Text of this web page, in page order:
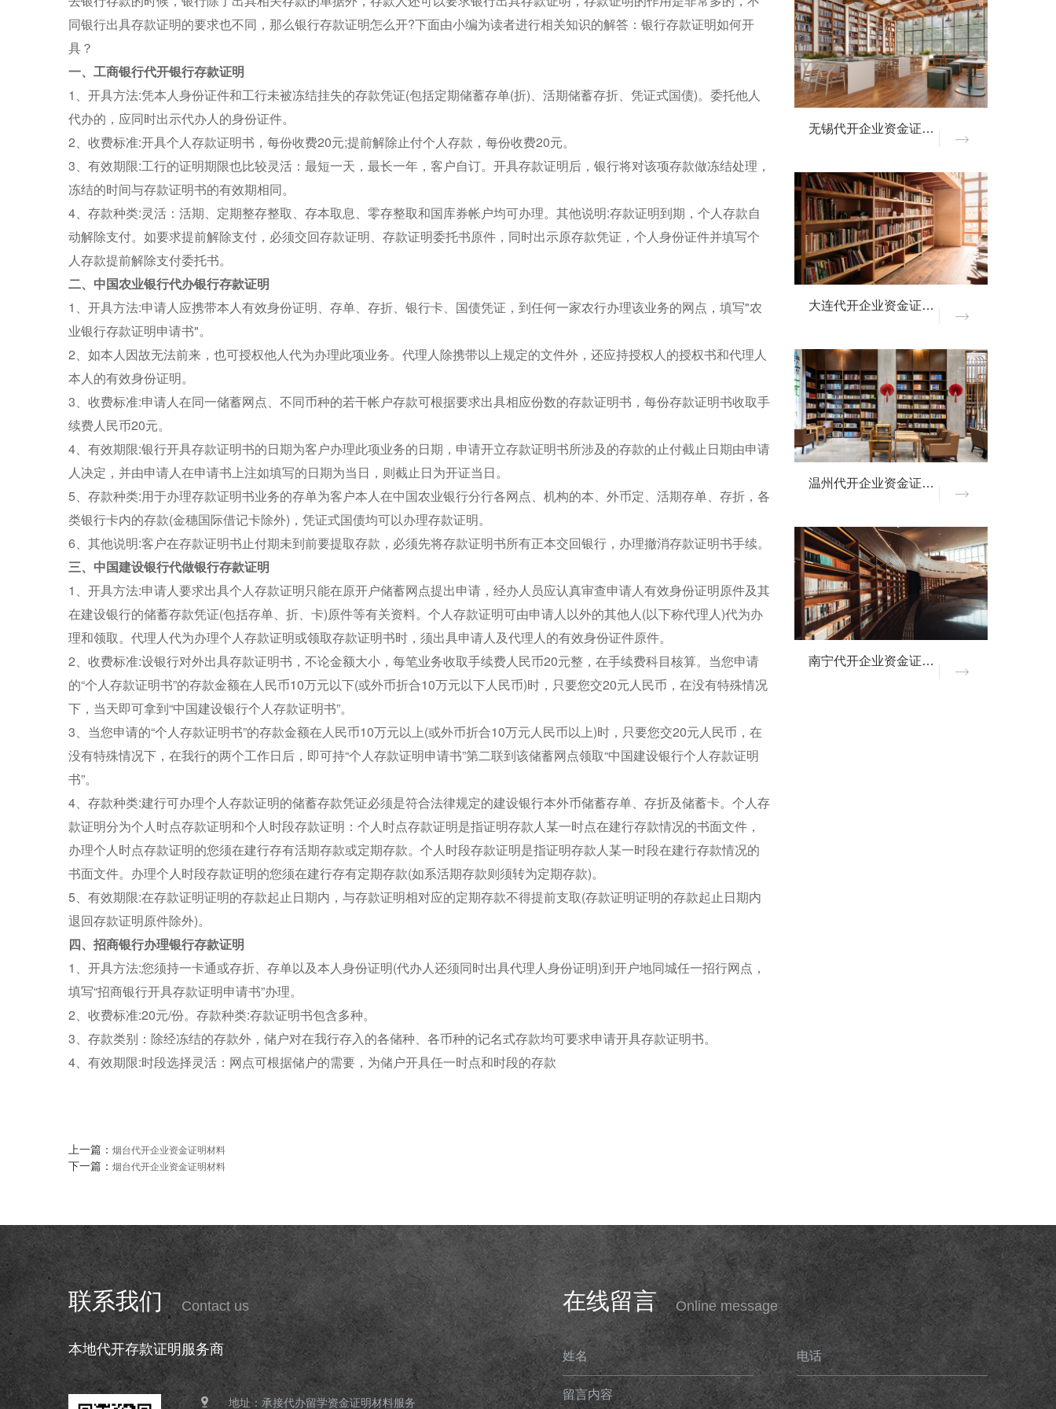
同银行出具存款证明的要求也不同，那么银行存款证明怎么开?下面由小编为读者进行相关知识的解答：银行存款证明如何开
具？
一、工商银行代开银行存款证明
1、开具方法:凭本人身份证件和工行未被冻结挂失的存款凭证(包括定期储蓄存单(折)、活期储蓄存折、凭证式国债)。委托他人
代办的，应同时出示代办人的身份证件。
2、收费标准:开具个人存款证明书，每份收费20元;提前解除止付个人存款，每份收费20元。
3、有效期限:工行的证明期限也比较灵活：最短一天，最长一年，客户自订。开具存款证明后，银行将对该项存款做冻结处理，
冻结的时间与存款证明书的有效期相同。
4、存款种类:灵活：活期、定期整存整取、存本取息、零存整取和国库券帐户均可办理。其他说明:存款证明到期，个人存款自
动解除支付。如要求提前解除支付，必须交回存款证明、存款证明委托书原件，同时出示原存款凭证，个人身份证件并填写个
人存款提前解除支付委托书。
二、中国农业银行代办银行存款证明
1、开具方法:申请人应携带本人有效身份证明、存单、存折、银行卡、国债凭证，到任何一家农行办理该业务的网点，填写"农
业银行存款证明申请书"。
2、如本人因故无法前来，也可授权他人代为办理此项业务。代理人除携带以上规定的文件外，还应持授权人的授权书和代理人
本人的有效身份证明。
3、收费标准:申请人在同一储蓄网点、不同币种的若干帐户存款可根据要求出具相应份数的存款证明书，每份存款证明书收取手
续费人民币20元。
4、有效期限:银行开具存款证明书的日期为客户办理此项业务的日期，申请开立存款证明书所涉及的存款的止付截止日期由申请
人决定，并由申请人在申请书上注如填写的日期为当日，则截止日为开证当日。
5、存款种类:用于办理存款证明书业务的存单为客户本人在中国农业银行分行各网点、机构的本、外币定、活期存单、存折，各
类银行卡内的存款(金穗国际借记卡除外)，凭证式国债均可以办理存款证明。
6、其他说明:客户在存款证明书止付期未到前要提取存款，必须先将存款证明书所有正本交回银行，办理撤消存款证明书手续。
三、中国建设银行代做银行存款证明
1、开具方法:申请人要求出具个人存款证明只能在原开户储蓄网点提出申请，经办人员应认真审查申请人有效身份证明原件及其
在建设银行的储蓄存款凭证(包括存单、折、卡)原件等有关资料。个人存款证明可由申请人以外的其他人(以下称代理人)代为办
理和领取。代理人代为办理个人存款证明或领取存款证明书时，须出具申请人及代理人的有效身份证件原件。
2、收费标准:设银行对外出具存款证明书，不论金额大小，每笔业务收取手续费人民币20元整，在手续费科目核算。当您申请
的“个人存款证明书”的存款金额在人民币10万元以下(或外币折合10万元以下人民币)时，只要您交20元人民币，在没有特殊情况
下，当天即可拿到“中国建设银行个人存款证明书”。
3、当您申请的“个人存款证明书”的存款金额在人民币10万元以上(或外币折合10万元人民币以上)时，只要您交20元人民币，在
没有特殊情况下，在我行的两个工作日后，即可持“个人存款证明申请书”第二联到该储蓄网点领取“中国建设银行个人存款证明
书”。
4、存款种类:建行可办理个人存款证明的储蓄存款凭证必须是符合法律规定的建设银行本外币储蓄存单、存折及储蓄卡。个人存
款证明分为个人时点存款证明和个人时段存款证明：个人时点存款证明是指证明存款人某一时点在建行存款情况的书面文件，
办理个人时点存款证明的您须在建行存有活期存款或定期存款。个人时段存款证明是指证明存款人某一时段在建行存款情况的
书面文件。办理个人时段存款证明的您须在建行存有定期存款(如系活期存款则须转为定期存款)。
5、有效期限:在存款证明证明的存款起止日期内，与存款证明相对应的定期存款不得提前支取(存款证明证明的存款起止日期内
退回存款证明原件除外)。
四、招商银行办理银行存款证明
1、开具方法:您须持一卡通或存折、存单以及本人身份证明(代办人还须同时出具代理人身份证明)到开户地同城任一招行网点，
填写“招商银行开具存款证明申请书”办理。
2、收费标准:20元/份。存款种类:存款证明书包含多种。
3、存款类别：除经冻结的存款外，储户对在我行存入的各储种、各币种的记名式存款均可要求申请开具存款证明书。
4、有效期限:时段选择灵活：网点可根据储户的需要，为储户开具任一时点和时段的存款
上一篇： 烟台代开企业资金证明材料
下一篇： 烟台代开企业资金证明材料
无锡代开企业资金证明材料
大连代开企业资金证明材料
温州代开企业资金证明材料
南宁代开企业资金证明材料
在线留言 Online message
姓名 电话
留言内容
联系我们 Contact us
本地代开存款证明服务商
地址：承接代办留学资金证明材料服务